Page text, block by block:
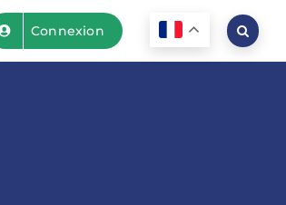
Connexion